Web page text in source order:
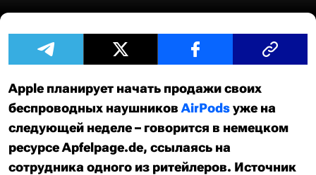
Apple планирует начать продажи своих
беспроводных наушников AirPodsуже на
следующей неделе – говорится в немецком
ресурсе Apfelpage.de, ссылаясь на
сотрудника одного из ритейлеров. Источник